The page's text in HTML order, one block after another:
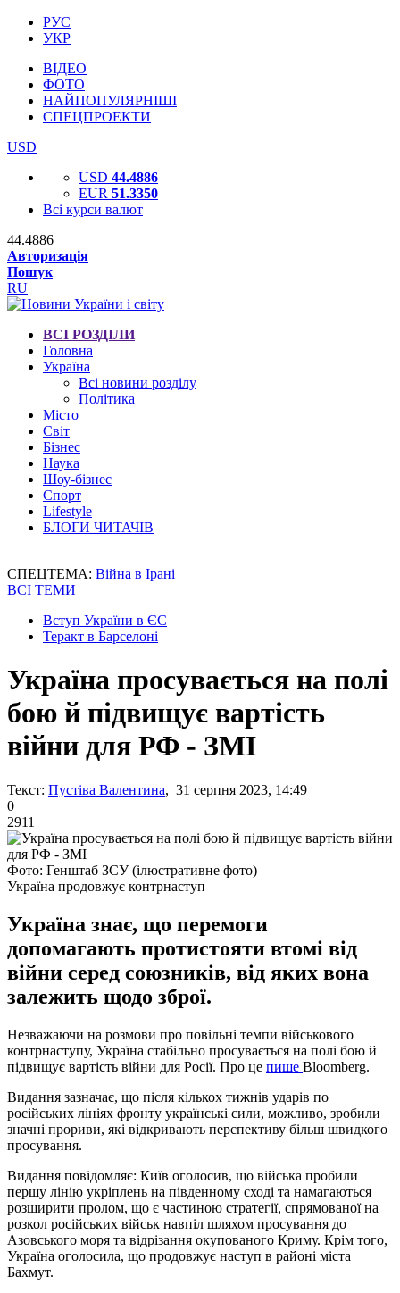
РУС
УКР
ВІДЕО
ФОТО
НАЙПОПУЛЯРНІШІ
СПЕЦПРОЕКТИ
USD
USD 44.4886
EUR 51.3350
Всі курси валют
44.4886
Авторизація
Пошук
RU
ВСІ РОЗДІЛИ
Головна
Україна
Всі новини розділу
Політика
Місто
Світ
Бізнес
Наука
Шоу-бізнес
Спорт
Lifestyle
БЛОГИ ЧИТАЧІВ
СПЕЦТЕМА: Війна в Ірані
ВСІ ТЕМИ
Вступ України в ЄС
Теракт в Барселоні
Україна просувається на полі
бою й підвищує вартість
війни для РФ - ЗМІ
Текст: Пустіва Валентина, 31 серпня 2023, 14:49
0
2911
Фото: Генштаб ЗСУ (ілюстративне фото)
Україна продовжує контрнаступ
Україна знає, що перемоги
допомагають протистояти втомі від
війни серед союзників, від яких вона
залежить щодо зброї.
Незважаючи на розмови про повільні темпи військового
контрнаступу, Україна стабільно просувається на полі бою й
підвищує вартість війни для Росії. Про це пише Bloomberg.
Видання зазначає, що після кількох тижнів ударів по
російських лініях фронту українські сили, можливо, зробили
значні прориви, які відкривають перспективу більш швидкого
просування.
Видання повідомляє: Київ оголосив, що війська пробили
першу лінію укріплень на південному сході та намагаються
розширити пролом, що є частиною стратегії, спрямованої на
розкол російських військ навпіл шляхом просування до
Азовського моря та відрізання окупованого Криму. Крім того,
Україна оголосила, що продовжує наступ в районі міста
Бахмут.